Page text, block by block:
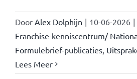
Door Alex Dolphijn | 10-06-2026 |
Franchise-kenniscentrum/
Formulebrief-publicaties,
Lees Meer